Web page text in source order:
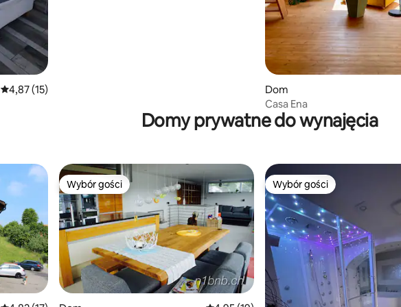
Średnia ocena: 4,87 na 5, liczba recenzji: 15
4,87 (15)
Dom
Casa Ena
Domy prywatne do wynajęcia
Wybór gości
Wybór gości Wybór gości
Wybór gości